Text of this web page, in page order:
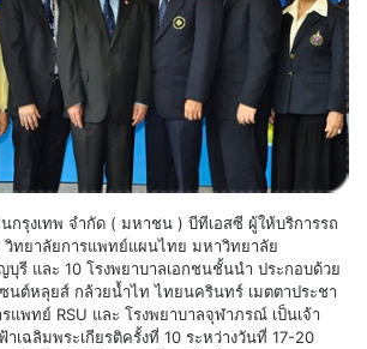
กรุงเทพ จำกัด ( มหาชน ) บีทีเอสซี ผู้ให้บริการรถ
วิทยาลัยการแพทย์แผนไทย มหาวิทยาลัย
รี และ 10 โรงพยาบาลเอกชนชั้นนำ ประกอบด้วย
ซนต์หลุยส์ กล้วยน้ำไท ไทยนครินทร์ เมตตาประชา
แพทย์ RSU และ โรงพยาบาลจุฬาภรณ์ เป็นเจ้า
เฉลิมพระเกียรติครั้งที่ 10 ระหว่างวันที่ 17-20